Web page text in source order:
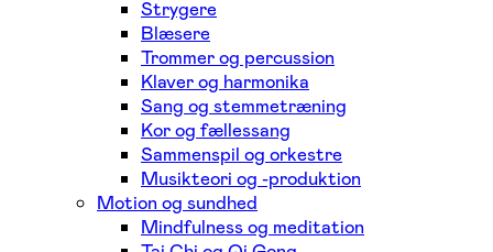
Strygere
Blæsere
Trommer og percussion
Klaver og harmonika
Sang og stemmetræning
Kor og fællessang
Sammenspil og orkestre
Musikteori og -produktion
Motion og sundhed
Mindfulness og meditation